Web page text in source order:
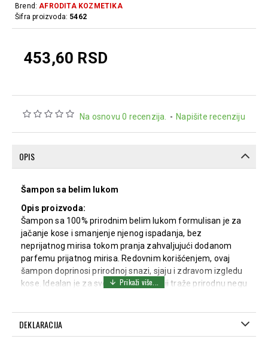
Na osnovu 0 recenzija. - Napišite recenziju
453,60 RSD
Brend: AFRODITA KOZMETIKA
Šifra proizvoda: 5462
OPIS
Šampon sa belim lukom
Opis proizvoda:
Šampon sa 100% prirodnim belim lukom formulisan je za
jačanje kose i smanjenje njenog ispadanja, bez
neprijatnog mirisa tokom pranja zahvaljujući dodanom
parfemu prijatnog mirisa. Redovnim korišćenjem, ovaj
šampon doprinosi prirodnoj snazi, sjaju i zdravom izgledu
kose. Idealan je za sve tipove kose koji traže prirodnu negu
Sastav:
Aqua, Sodium Laureth Sulfate, Sodium Chloride,
Cocamidopropyl Betaine, Styrene/Acrylates Copolymer,
DEKLARACIJA